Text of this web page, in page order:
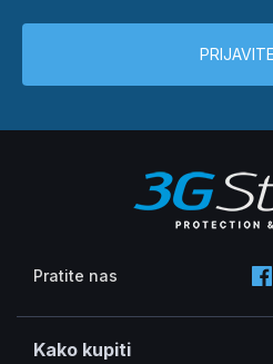
Pratite nas
Kako kupiti